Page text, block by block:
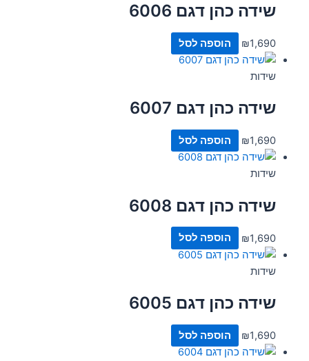
שידה כהן דגם 6006
₪1,690 הוספה לסל
שידות
שידה כהן דגם 6007
₪1,690 הוספה לסל
שידות
שידה כהן דגם 6008
₪1,690 הוספה לסל
שידות
שידה כהן דגם 6005
₪1,690 הוספה לסל